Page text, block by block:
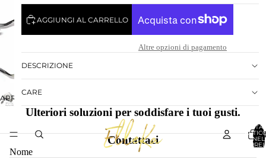
NEL
APRI
IMMAGINE
SCHERMO
AGGIUNGI AL CARRELLO
Altre opzioni di pagamento
DESCRIZIONE
CARE
Ulteriori soluzioni per soddisfare i tuoi gusti.
Contattaci
Nome